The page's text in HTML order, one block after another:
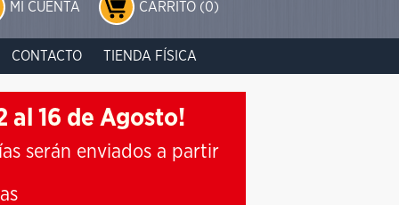
MI CUENTA CARRITO (0)
CONTACTO TIENDA FÍSICA
al 16 de Agosto!
serán enviados a partir